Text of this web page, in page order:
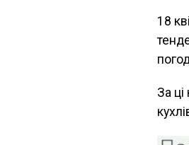
18
За